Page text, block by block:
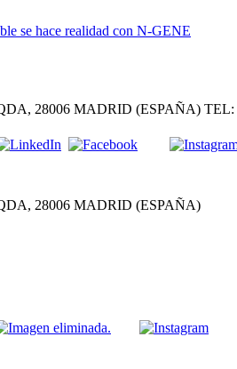
se hace realidad con N-GENE
28006 MADRID (ESPAÑA) TEL:
28006 MADRID (ESPAÑA)